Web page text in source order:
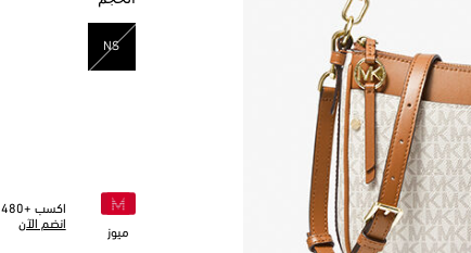
NS
مختار
ميوز
اكسب +480
انضم الآن